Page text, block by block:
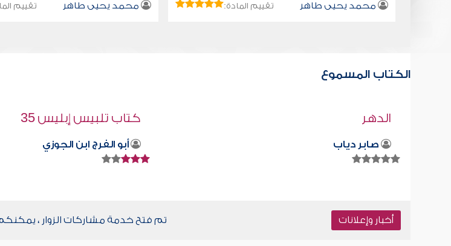
محمد يحيى طاهر تقييم المادة: محمد يحيى طاهر تقييم
الكتاب المسموع
كتاب تلبيس إبليس 35
أبو الفرج ابن الجوزي
قراءة صوتية لكتاب
محمد العريفي
أخبار وإعلانات تم فتح خدمة مشاركات الزوار ،